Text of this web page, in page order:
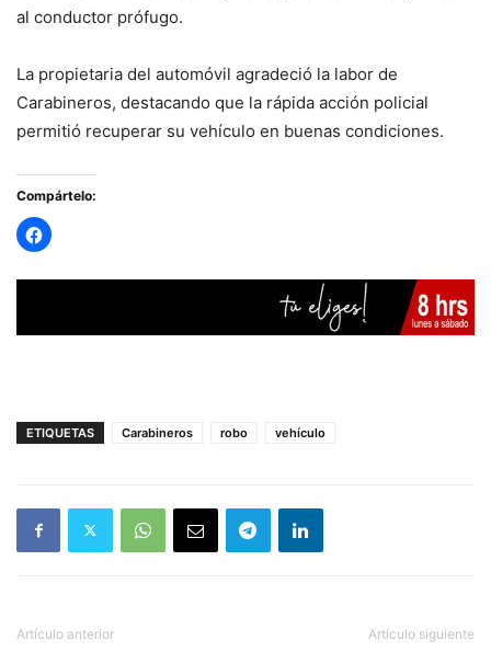
al conductor prófugo.
La propietaria del automóvil agradeció la labor de
Carabineros, destacando que la rápida acción policial
permitió recuperar su vehículo en buenas condiciones.
Compártelo:
ETIQUETAS Carabineros robo vehículo
Artículo anterior Artículo siguiente